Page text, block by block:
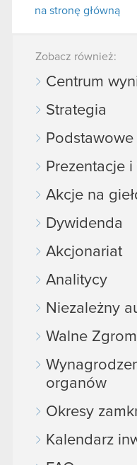
na stronę główną
Zobacz również:
Centrum
Strategia
Prezentacje
Akcje na
Dywidenda
Akcjonariat
Analitycy
Niezależny
Walne
organów
Okresy
Kalendarz